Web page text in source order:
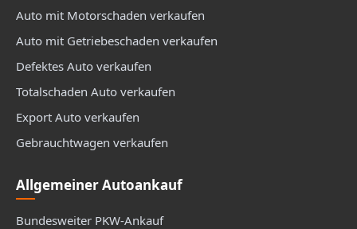
Auto mit Motorschaden verkaufen
Auto mit Getriebeschaden verkaufen
Defektes Auto verkaufen
Totalschaden Auto verkaufen
Export Auto verkaufen
Gebrauchtwagen verkaufen
Allgemeiner Autoankauf
Bundesweiter PKW-Ankauf